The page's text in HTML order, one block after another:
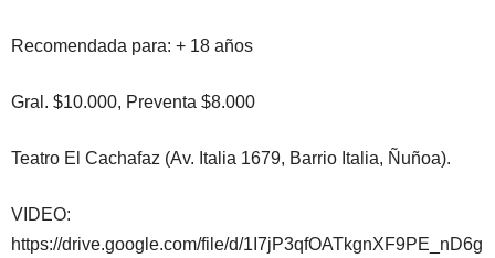
Recomendada para: + 18 años
Gral. $10.000, Preventa $8.000
Teatro El Cachafaz (Av. Italia 1679, Barrio Italia, Ñuñoa).
VIDEO:
https://drive.google.com/file/d/1I7jP3qfOATkgnXF9PE_nD6g